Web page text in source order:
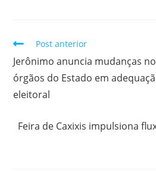
Post anterior
Jerônimo anuncia mudanças
órgãos do Estado em
eleitoral
Feira de Caxixis impulsiona